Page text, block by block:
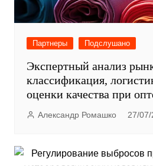
Партнеры Подслушано
Экспертный анализ
классификация,
оценки качества при
Александр Ромашко 27/07/